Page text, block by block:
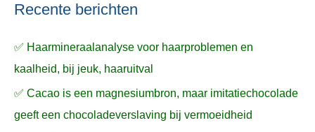
Recente berichten
✅ Haarmineraalanalyse voor haarproblemen en
kaalheid, bij jeuk, haaruitval
✅ Cacao is een magnesiumbron, maar imitatiechocolade
geeft een chocoladeverslaving bij vermoeidheid